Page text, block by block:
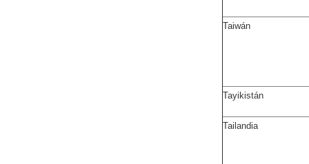
Taiwán
Tayikistán
Tailandia